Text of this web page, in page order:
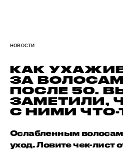
новости
КАК
ЗА
ПОСЛЕ 50.
ЗАМЕТИЛИ,
С НИМИ ЧТО-
Ослабленным
уход. Ловите чек-лист